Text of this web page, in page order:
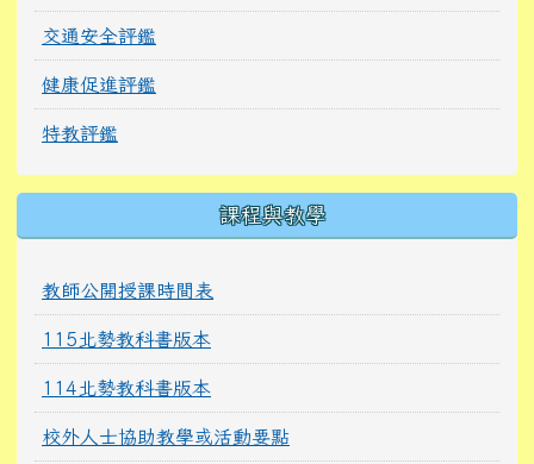
交通安全評鑑
健康促進評鑑
特教評鑑
課程與教學
教師公開授課時間表
115北勢教科書版本
114北勢教科書版本
校外人士協助教學或活動要點